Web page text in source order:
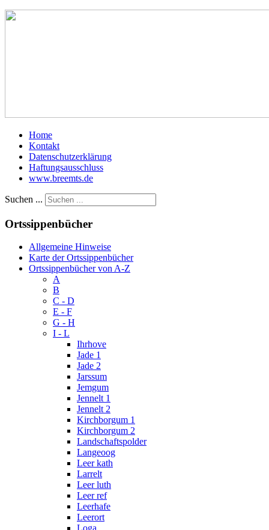
Home
Kontakt
Datenschutzerklärung
Haftungsausschluss
www.breemts.de
Suchen ...
Ortssippenbücher
Allgemeine Hinweise
Karte der Ortssippenbücher
Ortssippenbücher von A-Z
A
B
C - D
E - F
G - H
I - L
Ihrhove
Jade 1
Jade 2
Jarssum
Jemgum
Jennelt 1
Jennelt 2
Kirchborgum 1
Kirchborgum 2
Landschaftspolder
Langeoog
Leer kath
Larrelt
Leer luth
Leer ref
Leerhafe
Leerort